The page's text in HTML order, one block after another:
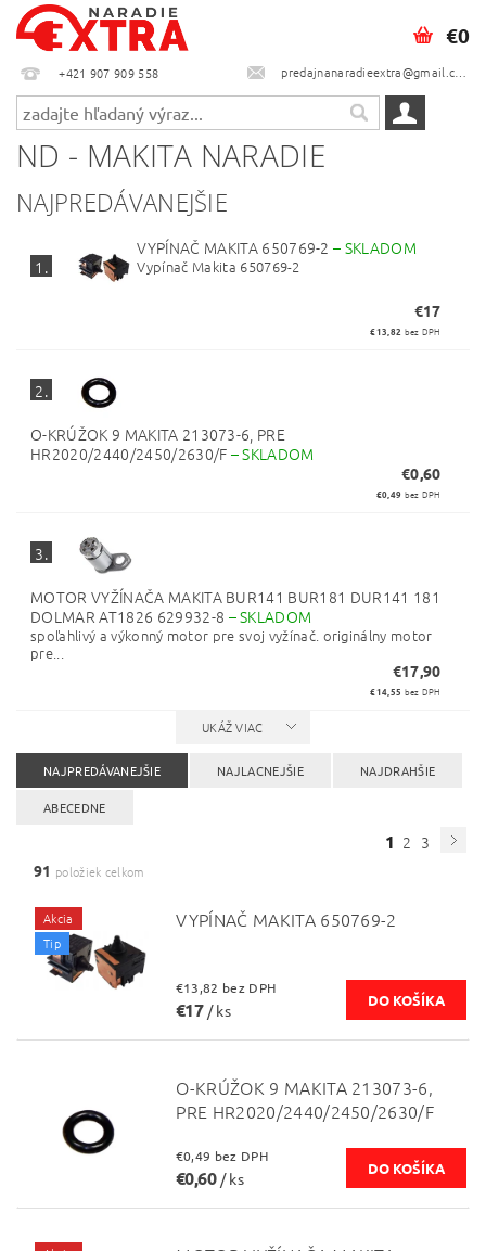
+421 907 909 558 predajnanaradieextra@gmail.com
€0
ND - MAKITA NARADIE
NAJPREDÁVANEJŠIE
1.
VYPÍNAČ MAKITA 650769-2– SKLADOM
Vypínač Makita 650769-2
€17
€13,82 bez DPH
2.
O-KRÚŽOK 9 MAKITA 213073-6, PRE
HR2020/2440/2450/2630/F –SKLADOM
€0,60
€0,49 bez DPH
3.
MOTOR VYŽÍNAČA MAKITA BUR141 BUR181 DUR141 181
DOLMAR AT1826 629932-8 –SKLADOM
spoľahlivý a výkonný motor pre svoj vyžínač. originálny motor
pre...
€17,90
€14,55 bez DPH
UKÁŽ VIAC
NAJPREDÁVANEJŠIE NAJLACNEJŠIE NAJDRAHŠIE
ABECEDNE
1 2 3
91 položiek celkom
Akcia
Tip
VYPÍNAČ MAKITA 650769-2
€13,82 bez DPH
€17 / ks
O-KRÚŽOK 9 MAKITA 213073-6,
PRE HR2020/2440/2450/2630/F
€0,49 bez DPH
€0,60 / ks